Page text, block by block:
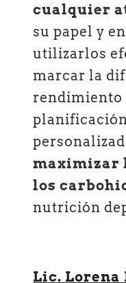
cualquier
su papel y
utilizarlos
marcar la
rendimiento
maximizar
los
nutrición
Lic. Lorena